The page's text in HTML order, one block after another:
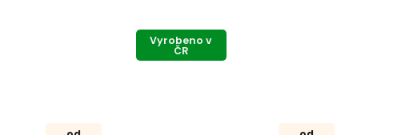
Vyrobeno v
ČR